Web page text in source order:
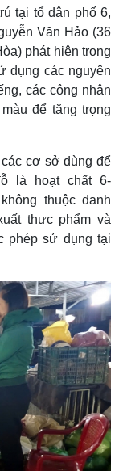
tại tổ dân phố 6,
Văn Hảo (36
phát hiện trong
dụng các nguyên
các công nhân
để tăng trọng
cơ sở dùng để
là hoạt chất 6-
thuộc danh
thực phẩm và
phép sử dụng tại